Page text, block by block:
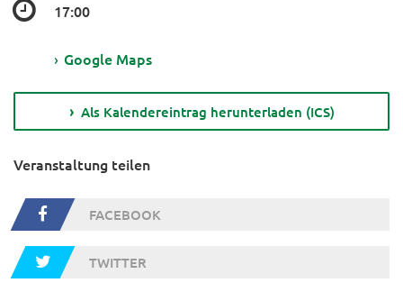
17:00
› Google Maps
Als Kalendereintrag herunterladen (ICS)
Veranstaltung teilen
FACEBOOK
TWITTER